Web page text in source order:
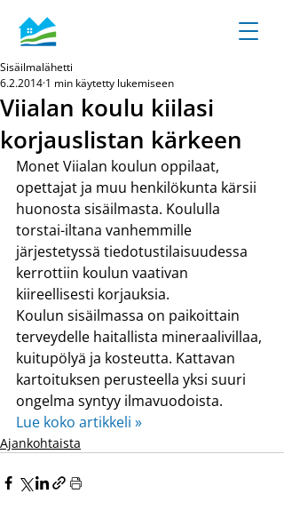
Viialan koulu kiilasi
korjauslistan kärkeen
Sisäilmalähetti
6.2.2014 1 min käytetty lukemiseen
Monet Viialan koulun oppilaat,
opettajat ja muu henkilökunta kärsii
huonosta sisäilmasta. Koululla
torstai-iltana vanhemmille
järjestetyssä tiedotustilaisuudessa
kerrottiin koulun vaativan
kiireellisesti korjauksia.
Koulun sisäilmassa on paikoittain
terveydelle haitallista mineraalivillaa,
kuitupölyä ja kosteutta. Kattavan
kartoituksen perusteella yksi suuri
ongelma syntyy ilmavuodoista.
Lue koko artikkeli »
Ajankohtaista